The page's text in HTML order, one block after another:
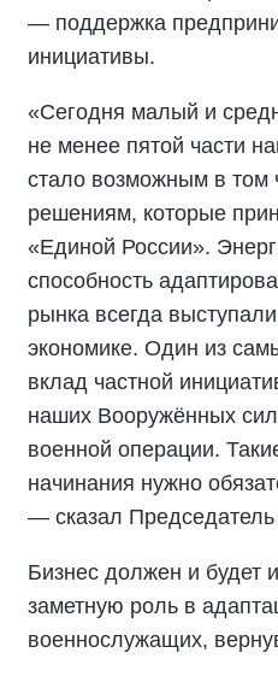
— поддержка
инициативы.
«Сегодня малый и
не менее пятой части
стало возможным в том
решениям, которые
«Единой России».
способность
рынка всегда
экономике. Один из
вклад частной
наших Вооружённых
военной операции.
начинания нужно
— сказал Председатель
Бизнес должен и будет
заметную роль в
военнослужащих,